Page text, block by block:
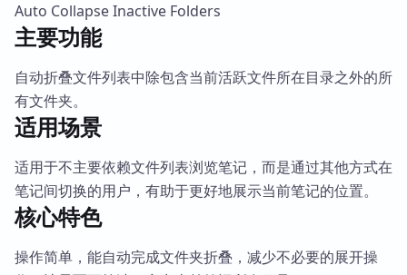
Auto Collapse Inactive Folders
主要功能
自动折叠文件列表中除包含当前活跃文件所在目录之外的所
有文件夹。
适用场景
适用于不主要依赖文件列表浏览笔记，而是通过其他方式在
笔记间切换的用户，有助于更好地展示当前笔记的位置。
核心特色
操作简单，能自动完成文件夹折叠，减少不必要的展开操